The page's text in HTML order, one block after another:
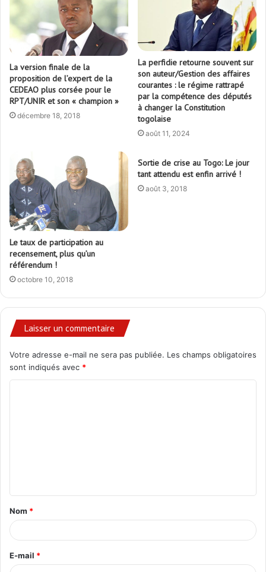
La version finale de la
proposition de l’expert de la
CEDEAO plus corsée pour le
RPT/UNIR et son « champion »
décembre 18, 2018
La perfidie retourne souvent sur
son auteur/Gestion des affaires
courantes : le régime rattrapé
par la compétence des députés
à changer la Constitution
togolaise
août 11, 2024
Le taux de participation au
recensement, plus qu’un
référendum !
octobre 10, 2018
Sortie de crise au Togo: Le jour
tant attendu est enfin arrivé !
août 3, 2018
Laisser un commentaire
Votre adresse e-mail ne sera pas publiée. Les champs obligatoires
sont indiqués avec *
t
a
e
Nom *
E-mail *